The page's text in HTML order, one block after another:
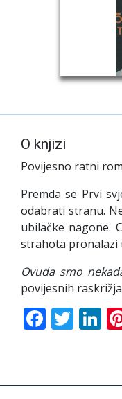
O knjizi
Povijesno ratni
Premda se Prvi
odabrati stranu.
ubilačke nagone.
strahota pronalazi
Ovuda smo
povijesnih